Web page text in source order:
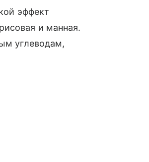
эффект
и манная.
углеводам,